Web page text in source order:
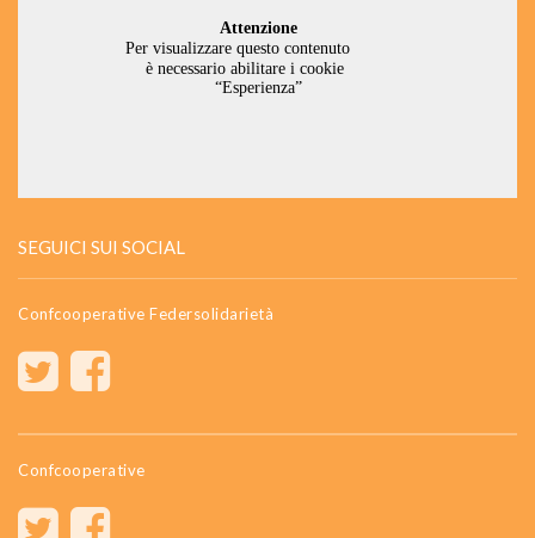
SEGUICI SUI SOCIAL
Confcooperative Federsolidarietà
Confcooperative